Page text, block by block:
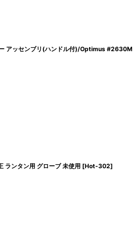
アッセンブリ(ハンドル付)/Optimus #2630M
ランタン用 グローブ 未使用 [Hot-302]